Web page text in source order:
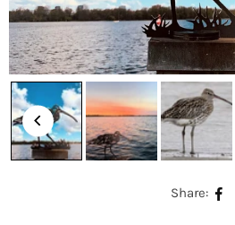
Share: